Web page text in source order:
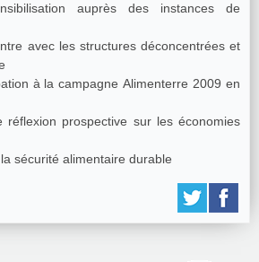
auprès des instances de
avec les structures déconcentrées et
à la campagne Alimenterre 2009 en
réflexion prospective sur les économies
sécurité alimentaire durable